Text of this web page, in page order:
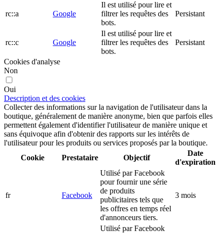
rc::a Google
Il est utilisé pour lire et
filtrer les requêtes des
bots.
Persistant
rc::c Google
Il est utilisé pour lire et
filtrer les requêtes des
bots.
Persistant
Cookies d'analyse
Non
Oui
Description et des cookies
Collecter des informations sur la navigation de l'utilisateur dans la
boutique, généralement de manière anonyme, bien que parfois elles
permettent également d'identifier l'utilisateur de manière unique et
sans équivoque afin d'obtenir des rapports sur les intérêts de
l'utilisateur pour les produits ou services proposés par la boutique.
Cookie
Prestataire Objectif
Date
d'expiration
fr Facebook
Utilisé par Facebook
pour fournir une série
de produits
publicitaires tels que
les offres en temps réel
d'annonceurs tiers.
3 mois
Utilisé par Facebook